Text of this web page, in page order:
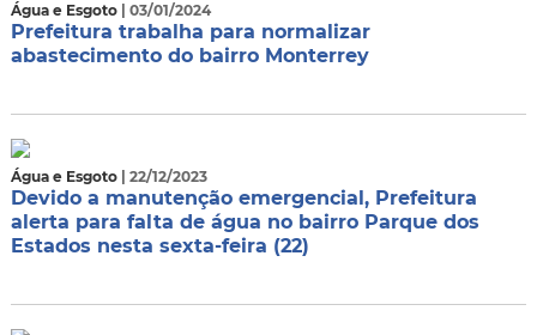
Água e Esgoto | 03/01/2024
Prefeitura trabalha para normalizar
abastecimento do bairro Monterrey
Água e Esgoto | 22/12/2023
Devido a manutenção emergencial, Prefeitura
alerta para falta de água no bairro Parque dos
Estados nesta sexta-feira (22)